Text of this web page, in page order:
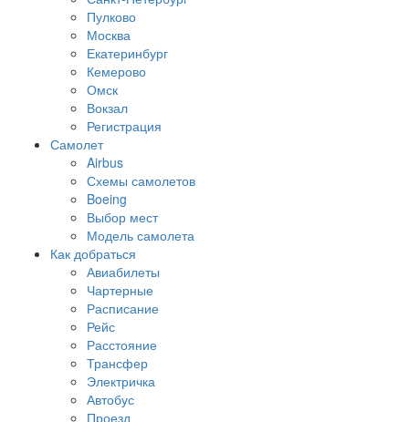
Пулково
Москва
Екатеринбург
Кемерово
Омск
Вокзал
Регистрация
Самолет
Airbus
Схемы самолетов
Boeing
Выбор мест
Модель самолета
Как добраться
Авиабилеты
Чартерные
Расписание
Рейс
Расстояние
Трансфер
Электричка
Автобус
Проезд